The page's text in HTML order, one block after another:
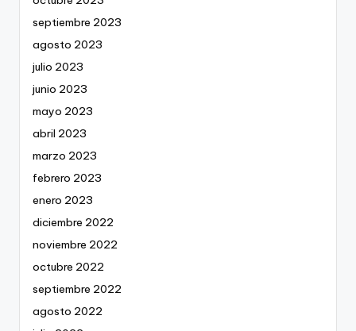
septiembre 2023
agosto 2023
julio 2023
junio 2023
mayo 2023
abril 2023
marzo 2023
febrero 2023
enero 2023
diciembre 2022
noviembre 2022
octubre 2022
septiembre 2022
agosto 2022